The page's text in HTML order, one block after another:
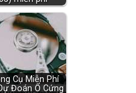
Cụ Miễn Phí
Đoán Ổ Cứng